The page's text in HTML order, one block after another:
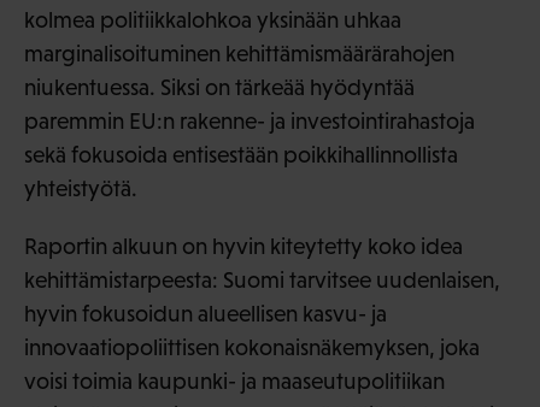
kolmea politiikkalohkoa yksinään uhkaa
marginalisoituminen kehittämismäärärahojen
niukentuessa. Siksi on tärkeää hyödyntää
paremmin EU:n rakenne- ja investointirahastoja
sekä fokusoida entisestään poikkihallinnollista
yhteistyötä.
Raportin alkuun on hyvin kiteytetty koko idea
kehittämistarpeesta: Suomi tarvitsee uudenlaisen,
hyvin fokusoidun alueellisen kasvu- ja
innovaatiopoliittisen kokonaisnäkemyksen, joka
voisi toimia kaupunki- ja maaseutupolitiikan